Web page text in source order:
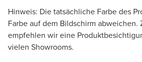
Hinweis: Die tatsächliche Farbe des
Farbe auf dem Bildschirm abweichen.
empfehlen wir eine
vielen Showrooms.